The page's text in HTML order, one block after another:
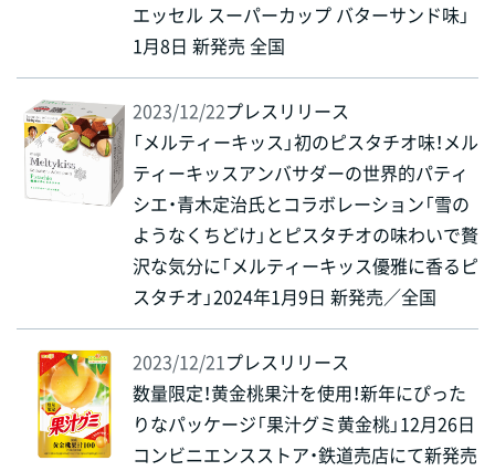
エッセル スーパーカップ バターサンド味」
1月8日 新発売 全国
2023/12/22プレスリリース
「メルティーキッス」初のピスタチオ味！メル
ティーキッスアンバサダーの世界的パティ
シエ・青木定治氏とコラボレーション「雪の
ようなくちどけ」とピスタチオの味わいで贅
沢な気分に「メルティーキッス優雅に香るピ
スタチオ」2024年1月9日 新発売／全国
2023/12/21プレスリリース
数量限定！黄金桃果汁を使用！新年にぴった
りなパッケージ「果汁グミ黄金桃」12月26日
コンビニエンスストア・鉄道売店にて新発売